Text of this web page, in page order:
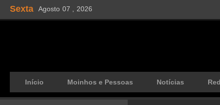
Sexta Agosto 07 , 2026
Início Moinhos e Pessoas Notícias